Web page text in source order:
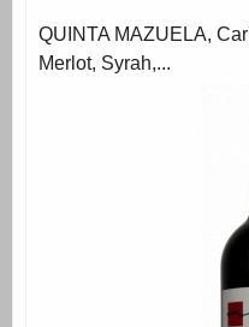
QUINTA MAZUELA,
Merlot, Syrah,...